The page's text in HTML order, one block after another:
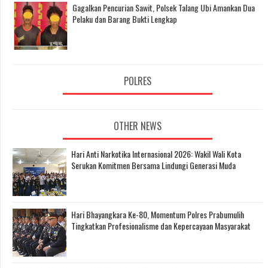
Gagalkan Pencurian Sawit, Polsek Talang Ubi Amankan Dua
Pelaku dan Barang Bukti Lengkap
POLRES
OTHER NEWS
Hari Anti Narkotika Internasional 2026: Wakil Wali Kota
Serukan Komitmen Bersama Lindungi Generasi Muda
Hari Bhayangkara Ke-80, Momentum Polres Prabumulih
Tingkatkan Profesionalisme dan Kepercayaan Masyarakat